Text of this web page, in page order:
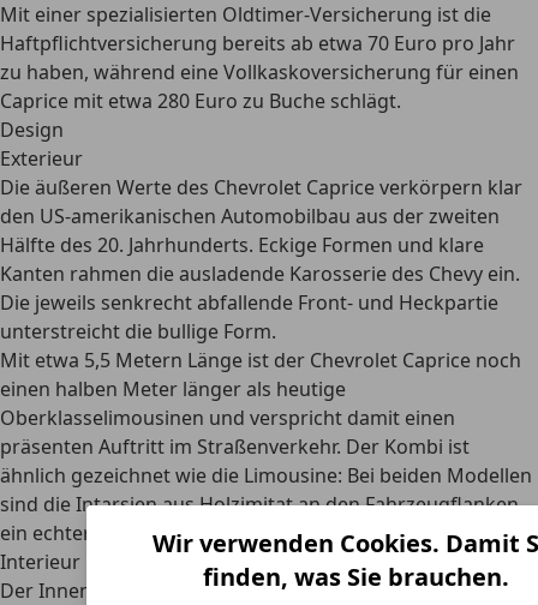
Mit einer spezialisierten Oldtimer-Versicherung ist die
Haftpflichtversicherung bereits ab etwa 70 Euro pro Jahr
zu haben, während eine Vollkaskoversicherung für einen
Caprice mit etwa 280 Euro zu Buche schlägt.
Design
Exterieur
Die äußeren Werte des Chevrolet Caprice verkörpern klar
den US-amerikanischen Automobilbau aus der zweiten
Hälfte des 20. Jahrhunderts. Eckige Formen und klare
Kanten rahmen die ausladende Karosserie des Chevy ein.
Die jeweils senkrecht abfallende Front- und Heckpartie
unterstreicht die bullige Form.
Mit etwa 5,5 Metern Länge ist der Chevrolet Caprice noch
einen halben Meter länger als heutige
Oberklasselimousinen und verspricht damit einen
präsenten Auftritt im Straßenverkehr. Der Kombi ist
ähnlich gezeichnet wie die Limousine: Bei beiden Modellen
sind die Intarsien aus Holzimitat an den Fahrzeugflanken
ein echter Blickfang.
Interieur
Der Innenraum des Chevrolet Caprice erinnert auf den
Wir verwenden Cookies. Damit
finden, was Sie brauchen.